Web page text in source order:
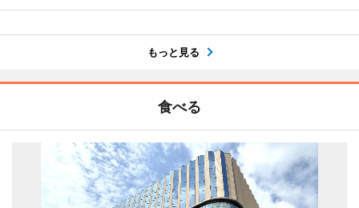
もっと見る
食べる